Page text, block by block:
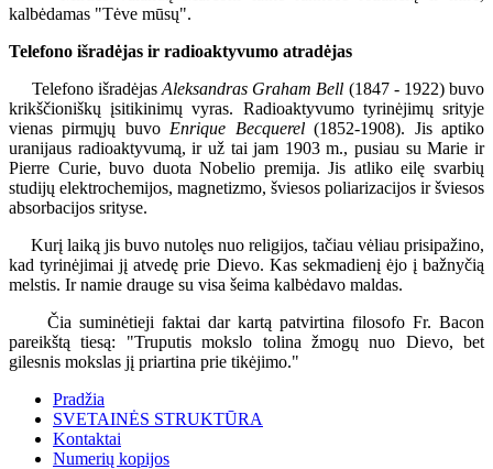
kalbėdamas "Tėve mūsų".
Telefono išradėjas ir radioaktyvumo atradėjas
Telefono išradėjasAleksandras Graham Bell (1847 - 1922) buvo
krikščioniškų įsitikinimų vyras. Radioaktyvumo tyrinėjimų srityje
vienas pirmųjų buvo Enrique Becquerel(1852-1908). Jis aptiko
uranijaus radioaktyvumą, ir už tai jam 1903 m., pusiau su Marie ir
Pierre Curie, buvo duota Nobelio premija. Jis atliko eilę svarbių
studijų elektrochemijos, magnetizmo, šviesos poliarizacijos ir šviesos
absorbacijos srityse.
Kurį laiką jis buvo nutolęs nuo religijos, tačiau vėliau prisipažino,
kad tyrinėjimai jį atvedę prie Dievo. Kas sekmadienį ėjo į bažnyčią
melstis. Ir namie drauge su visa šeima kalbėdavo maldas.
Čia suminėtieji faktai dar kartą patvirtina filosofo Fr. Bacon
pareikštą tiesą: "Truputis mokslo tolina žmogų nuo Dievo, bet
gilesnis mokslas jį priartina prie tikėjimo."
Pradžia
SVETAINĖS STRUKTŪRA
Kontaktai
Numerių kopijos